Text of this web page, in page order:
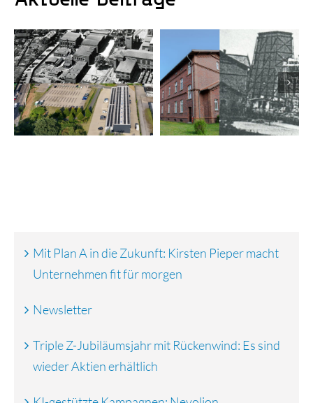
Heute und früher:
Der Blick hinter
den Backstein von
Gebäude 11 und
12
Heute und früher:
Der Blick hinter
den Backstein von
Gebäude 10
Mit Plan A in die Zukunft: Kirsten Pieper macht
Unternehmen fit für morgen
Newsletter
Triple Z-Jubiläumsjahr mit Rückenwind: Es sind
wieder Aktien erhältlich